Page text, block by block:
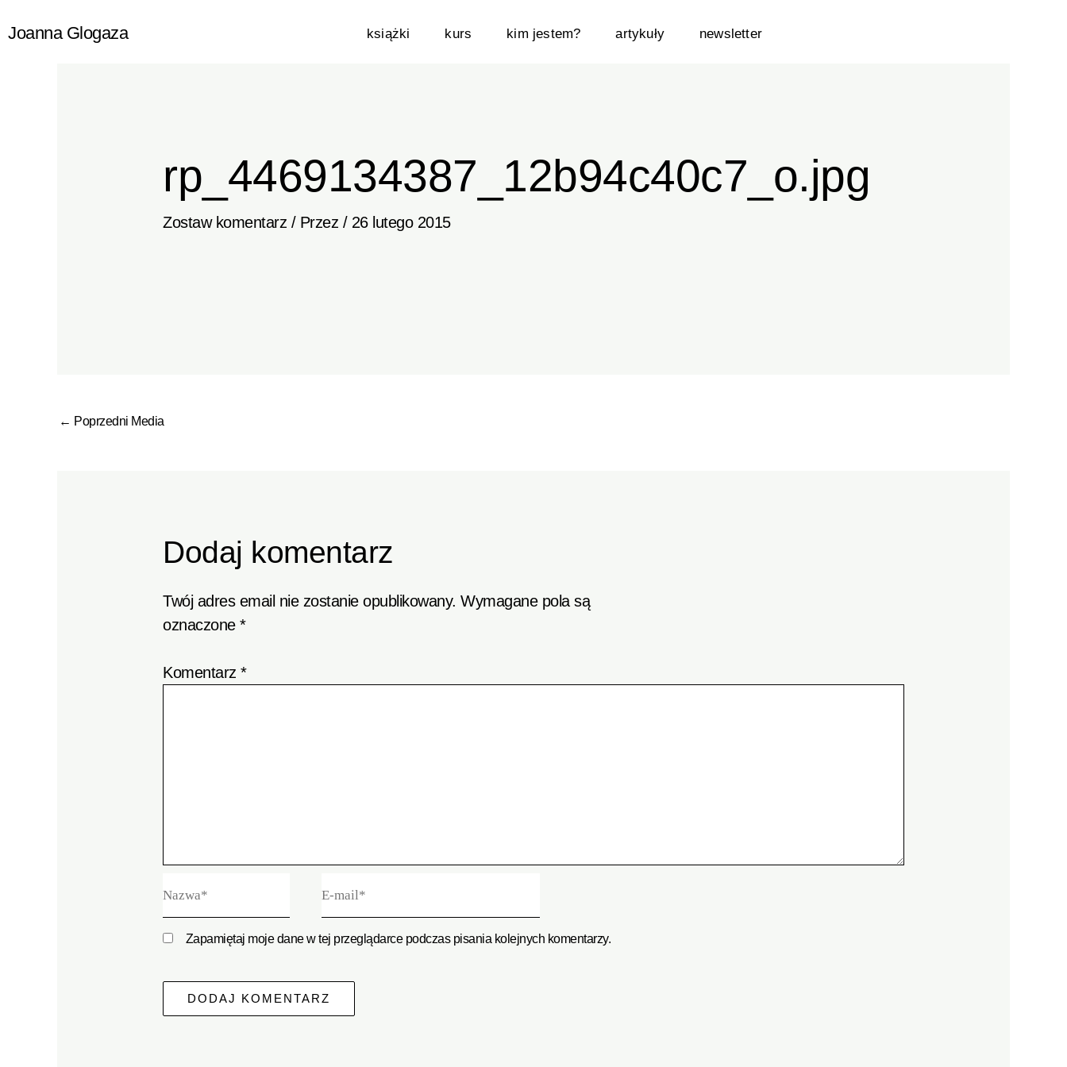
doJoanna Glogaza książki kurs kim jestem? artykuły newsletter
rp_4469134387_12b94c40c7_o.jpg
Zostaw komentarz / Przez / 26 lutego 2015
← Poprzedni Media
Dodaj komentarz
Twój adres email nie zostanie opublikowany. Wymagane pola są
oznaczone*
Komentarz*
Zapamiętaj moje dane w tej przeglądarce podczas pisania kolejnych komentarzy.